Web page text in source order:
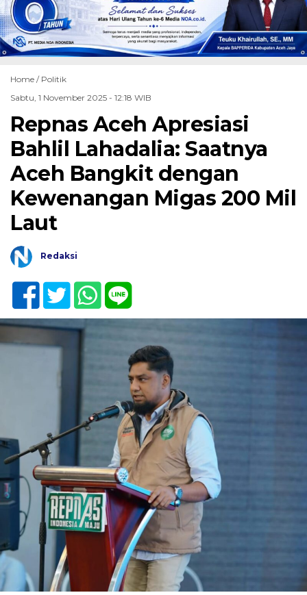
Home / Politik
Sabtu, 1 November 2025 - 12:18 WIB
Repnas Aceh Apresiasi
Bahlil Lahadalia: Saatnya
Aceh Bangkit dengan
Kewenangan Migas 200 Mil
Laut
Redaksi